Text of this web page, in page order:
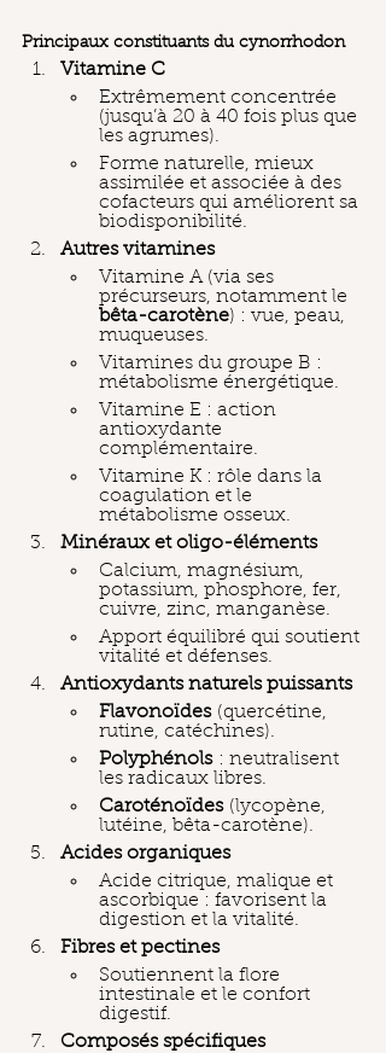
Principaux constituants du cynorrhodon
Vitamine C
Extrêmement concentrée
(jusqu’à 20 à 40 fois plus que
les agrumes).
Forme naturelle, mieux
assimilée et associée à des
cofacteurs qui améliorent sa
biodisponibilité.
Autres vitamines
Vitamine A (via ses
précurseurs, notamment le
bêta-carotène) : vue, peau,
muqueuses.
Vitamines du groupe B :
métabolisme énergétique.
Vitamine E : action
antioxydante
complémentaire.
Vitamine K : rôle dans la
coagulation et le
métabolisme osseux.
Minéraux et oligo-éléments
Calcium, magnésium,
potassium, phosphore, fer,
cuivre, zinc, manganèse.
Apport équilibré qui soutient
vitalité et défenses.
Antioxydants naturels puissants
Flavonoïdes (quercétine,
rutine, catéchines).
Polyphénols : neutralisent
les radicaux libres.
Caroténoïdes (lycopène,
lutéine, bêta-carotène).
Acides organiques
Acide citrique, malique et
ascorbique : favorisent la
digestion et la vitalité.
Fibres et pectines
Soutiennent la flore
intestinale et le confort
digestif.
Composés spécifiques